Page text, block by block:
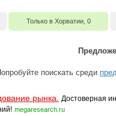
Только в Хорватии, 0
поискать среди
рынка.
Достоверная
megaresearch.ru